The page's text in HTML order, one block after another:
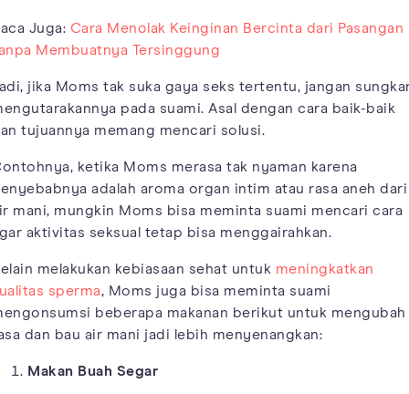
Juga: Cara Menolak Keinginan Bercinta dari Pasangan
Membuatnya Tersinggung
jika Moms tak suka gaya seks tertentu, jangan
pada suami. Asal dengan cara baik-baik
tujuannya memang mencari solusi.
ketika Moms merasa tak nyaman karena
adalah aroma organ intim atau rasa aneh dari
mani, mungkin Moms bisa meminta suami mencari cara
aktivitas seksual tetap bisa menggairahkan.
melakukan kebiasaan sehat untuk meningkatkan
sperma, Moms juga bisa meminta suami
beberapa makanan berikut untuk mengubah
dan bau air mani jadi lebih menyenangkan:
Makan Buah Segar